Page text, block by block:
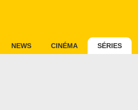
NEWS CINÉMA SÉRIES